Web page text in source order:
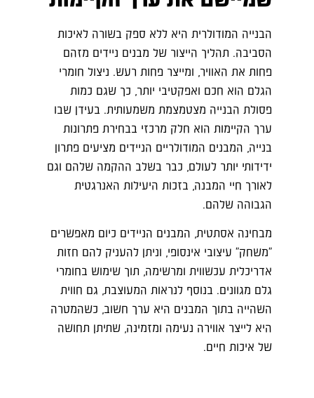
הבנייה המודולרית היא ללא ספק בשורה לאיכות
הסביבה. תהליך הייצור של מבנים ניידים מזהם
פחות את האוויר, ומייצר פחות רעש. ניצול חומרי
הגלם הוא חכם ואפקטיבי יותר, כך שגם כמות
פסולת הבנייה מצטמצמת משמעותית. בעידן שבו
ערך הקיימות הוא חלק מרכזי בבחירת פתרונות
בנייה, המבנים המודולריים הניידים מציעים פתרון
ידידותי יותר לעולם, כבר בשלב ההקמה שלהם וגם
לאורך חיי המבנה, בזכות היעילות האנרגטית
הגבוהה שלהם.
מבחינה אסתטית, המבנים הניידים כיום מאפשרים
"משחק" עיצובי אינסופי, וניתן להעניק להם חזות
אדריכלית עכשווית ומרשימה, תוך שימוש בחומרי
גלם מגוונים. בנוסף לנראות המעוצבת, גם חווית
השהייה בתוך המבנים היא ערך חשוב, כשהמטרה
היא לייצר אווירה נעימה ומזמינה, שתיתן תחושה
של איכות חיים.